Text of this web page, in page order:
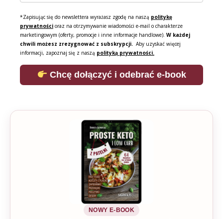
*Zapisując się do newslettera wyrażasz zgodę na naszą politykę
prywatności oraz na otrzymywanie wiadomości e-mail o charakterze
marketingowym (oferty, promocje i inne informacje handlowe). W każdej
chwili możesz zrezygnować z subskrypcji. Aby uzyskać więcej
informacji, zapoznaj się z naszą polityką prywatności.
Chcę dołączyć i odebrać e-book
NOWY E-BOOK